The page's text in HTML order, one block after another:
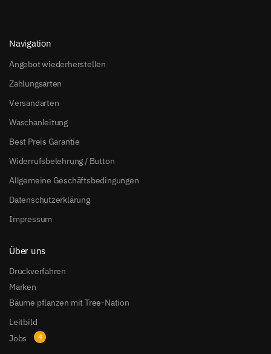
Navigation
Angebot wiederherstellen
Zahlungsarten
Versandarten
Waschanleitung
Best Preis Garantie
Widerrufsbelehrung / Button
Allgemeine Geschäftsbedingungen
Datenschutzerklärung
Impressum
Über uns
Druckverfahren
Marken
Bäume pflanzen mit Tree-Nation
Leitbild
Jobs